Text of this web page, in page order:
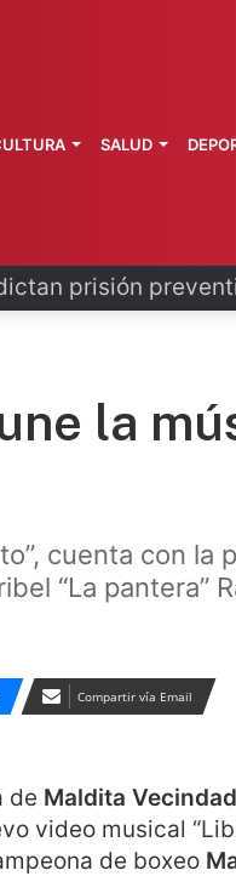
prisión
SALUD
la
cuenta con la
“La pantera”
Compartir vía Email
de Maldita Vecindad
video musical
de boxeo